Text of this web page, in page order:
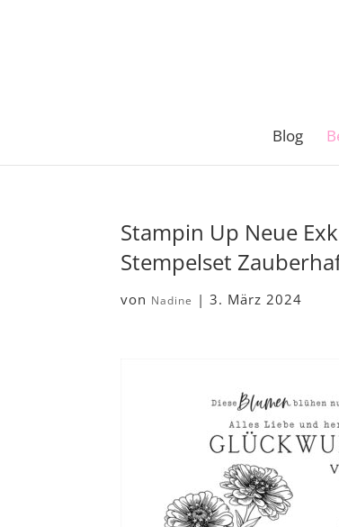
Blog
Stampin Up Neue
Stempelset
von Nadine |3. März 2024